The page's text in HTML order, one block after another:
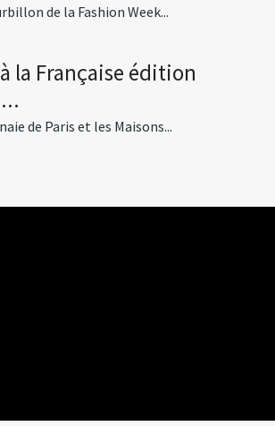
de la Fashion Week...
la Française édition
de Paris et les Maisons...